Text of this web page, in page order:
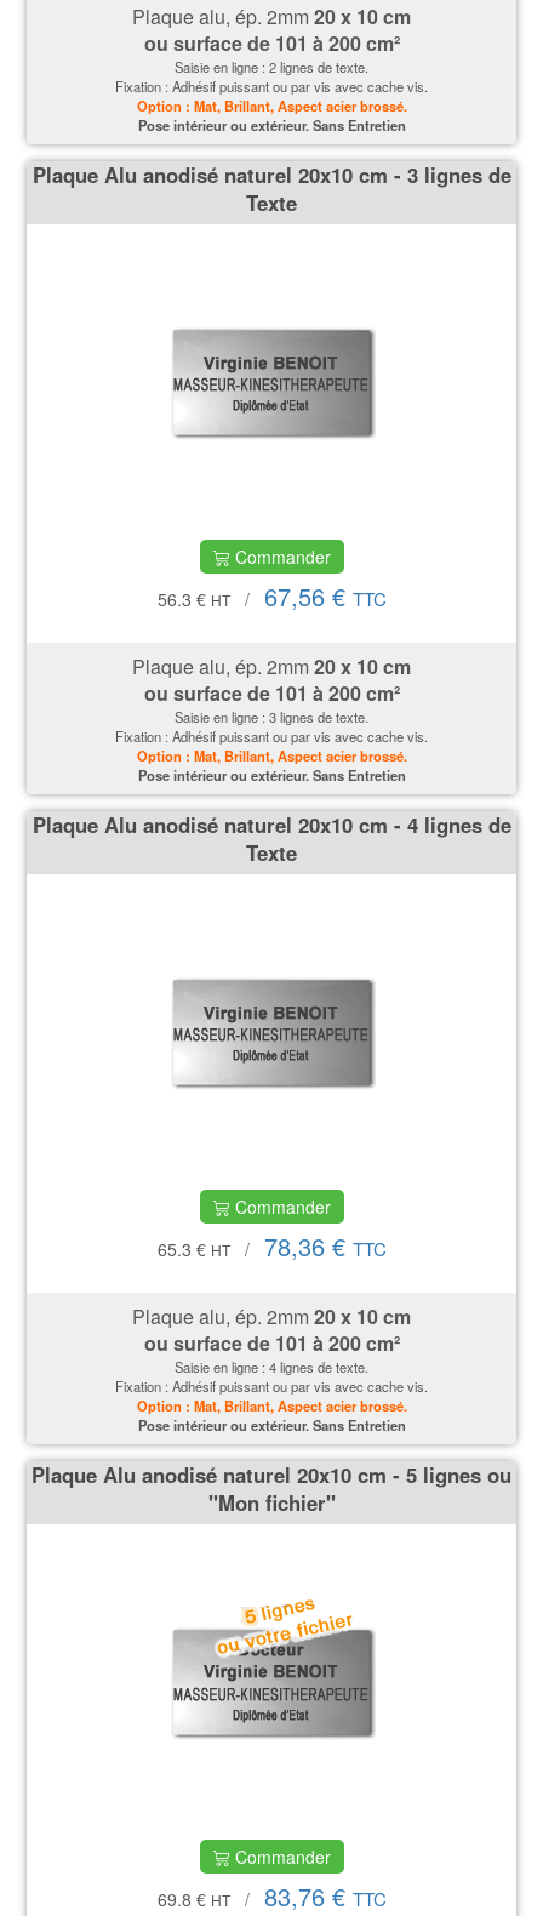
Plaque alu, ép. 2mm20 x 10 cm
ou surface de 101 à 200 cm²
Saisie en ligne : 2 lignes de texte.
Fixation : Adhésif puissant ou par vis avec cache vis.
Option : Mat, Brillant, Aspect acier brossé.
Pose intérieur ou extérieur. Sans Entretien
Plaque Alu anodisé naturel 20x10 cm - 3 lignes de
Texte
Commander
56.3 € HT / 67,56 € TTC
Plaque alu, ép. 2mm20 x 10 cm
ou surface de 101 à 200 cm²
Saisie en ligne : 3 lignes de texte.
Fixation : Adhésif puissant ou par vis avec cache vis.
Option : Mat, Brillant, Aspect acier brossé.
Pose intérieur ou extérieur. Sans Entretien
Plaque Alu anodisé naturel 20x10 cm - 4 lignes de
Texte
Commander
65.3 € HT / 78,36 € TTC
Plaque alu, ép. 2mm20 x 10 cm
ou surface de 101 à 200 cm²
Saisie en ligne : 4 lignes de texte.
Fixation : Adhésif puissant ou par vis avec cache vis.
Option : Mat, Brillant, Aspect acier brossé.
Pose intérieur ou extérieur. Sans Entretien
Plaque Alu anodisé naturel 20x10 cm - 5 lignes ou
''Mon fichier''
Commander
69.8 € HT / 83,76 € TTC